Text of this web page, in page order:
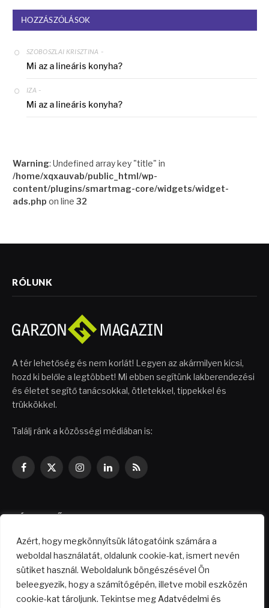
Azért, hogy megkönnyítsük látogatóink számára a
weboldal használatát, oldalunk cookie-kat, ismert nevén
sütiket használ. Weboldalunk böngészésével Ön
beleegyezik, hogy a számítógépén, illetve mobil eszközén
cookie-kat tároljunk. Tekintse meg Adatvédelmi és
HOZZÁSZÓLÁSOK
SZOBOSZLAI KRISZTINA -
Mi az a lineáris konyha?
IZA -
Mi az a lineáris konyha?
Warning: Undefined array key "title" in
/home/xqxauvab/public_html/wp-
content/plugins/smartmag-core/widgets/widget-
ads.php on line 32
RÓLUNK
A tér lehetőség és nem korlát! Legyen az akármilyen kicsi,
hozd ki belőle a legtöbbet! Mi ebben segítünk lakberendezési
és életet segítő tanácsokkal, ötletekkel, tippekkel és
trükkökkel.
Találj ránk a közösségi médiában is:
Facebook
X
InstagramLinkedInRSS
NÉPSZERŰ CIKKEK
Költségkímélő felújítási ötletek
2026.04.29.